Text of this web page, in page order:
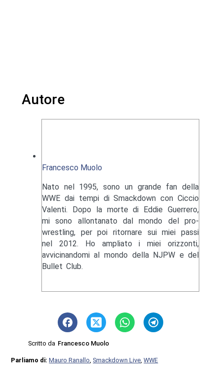
Autore
Francesco Muolo
Nato nel 1995, sono un grande fan della
WWE dai tempi di Smackdown con Ciccio
Valenti. Dopo la morte di Eddie Guerrero,
mi sono allontanato dal mondo del pro-
wrestling, per poi ritornare sui miei passi
nel 2012. Ho ampliato i miei orizzonti,
avvicinandomi al mondo della NJPW e del
Bullet Club.
Scritto da Francesco Muolo
Parliamo di:Mauro Ranallo,Smackdown Live,WWE